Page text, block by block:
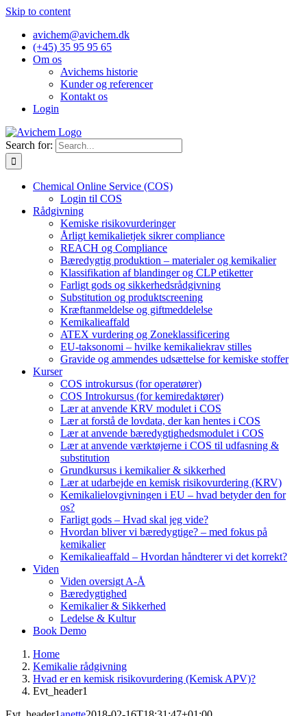
Skip to content
avichem@avichem.dk
(+45) 35 95 95 65
Om os
Avichems historie
Kunder og referencer
Kontakt os
Login
Search for:
Chemical Online Service (COS)
Login til COS
Rådgivning
Kemiske risikovurderinger
Årligt kemikalietjek sikrer compliance
REACH og Compliance
Bæredygtig produktion – materialer og kemikalier
Klassifikation af blandinger og CLP etiketter
Farligt gods og sikkerhedsrådgivning
Substitution og produktscreening
Kræftanmeldelse og giftmeddelelse
Kemikalieaffald
ATEX vurdering og Zoneklassificering
EU-taksonomi – hvilke kemikaliekrav stilles
Gravide og ammendes udsættelse for kemiske stoffer
Kurser
COS introkursus (for operatører)
COS Introkursus (for kemiredaktører)
Lær at anvende KRV modulet i COS
Lær at forstå de lovdata, der kan hentes i COS
Lær at anvende bæredygtighedsmodulet i COS
Lær at anvende værktøjerne i COS til udfasning &
substitution
Grundkursus i kemikalier & sikkerhed
Lær at udarbejde en kemisk risikovurdering (KRV)
Kemikalielovgivningen i EU – hvad betyder den for
os?
Farligt gods – Hvad skal jeg vide?
Hvordan bliver vi bæredygtige? – med fokus på
kemikalier
Kemikalieaffald – Hvordan håndterer vi det korrekt?
Viden
Viden oversigt A-Å
Bæredygtighed
Kemikalier & Sikkerhed
Ledelse & Kultur
Book Demo
Home
Kemikalie rådgivning
Hvad er en kemisk risikovurdering (Kemisk APV)?
Evt_header1